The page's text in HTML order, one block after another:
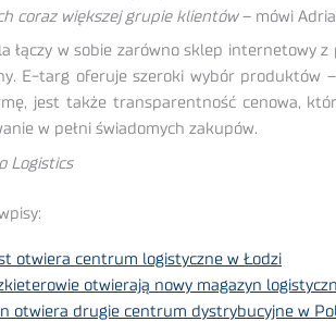
coraz większej grupie klientów– mówi
łączy w sobie zarówno sklep internetowy
E-targ oferuje szeroki wybór produktów
jest także transparentność cenowa,
w pełni świadomych zakupów.
Logistics
otwiera centrum logistyczne w Łodzi
otwierają nowy magazyn
otwiera drugie centrum dystrybucyjne w